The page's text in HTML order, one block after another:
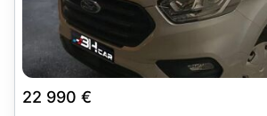
22 990 €